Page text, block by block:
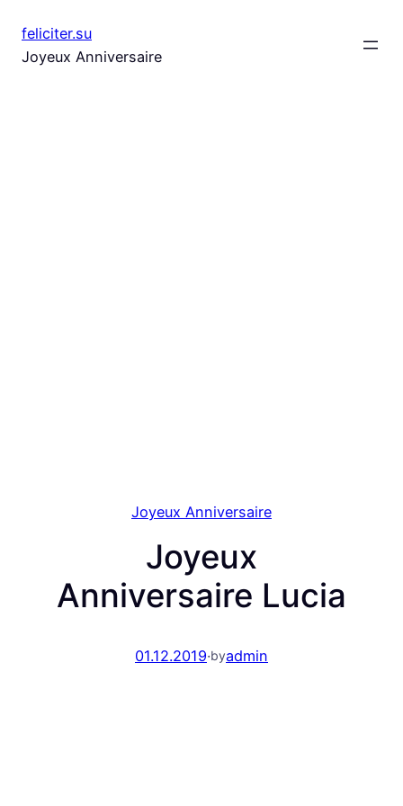
au
contenu
feliciter.su
Joyeux Anniversaire
Joyeux Anniversaire
Joyeux
Anniversaire Lucia
01.12.2019·byadmin